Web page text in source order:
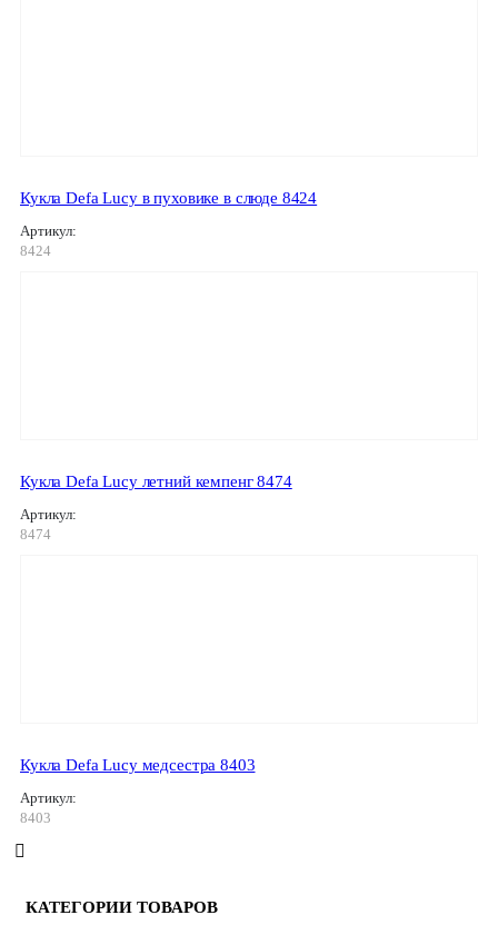
Кукла Defa Lucy в пуховике в слюде 8424
Артикул:
8424
Кукла Defa Lucy летний кемпенг 8474
Артикул:
8474
Кукла Defa Lucy медсестра 8403
Артикул:
8403
КАТЕГОРИИ ТОВАРОВ